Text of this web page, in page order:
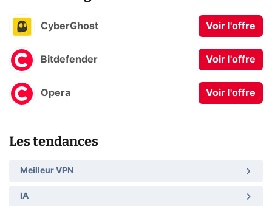
CyberGhost Voir l'offre
Bitdefender Voir l'offre
Opera Voir l'offre
Les tendances
Meilleur VPN
IA